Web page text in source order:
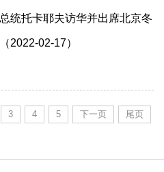
统托卡耶夫访华并出席北京冬
2022-02-17）
3 4 5 下一页
尾页